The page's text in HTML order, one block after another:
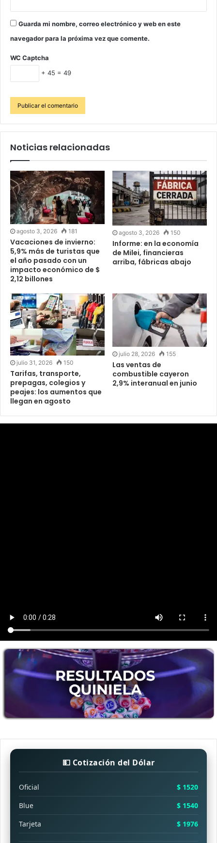
Guarda mi nombre, correo electrónico y web en este
navegador para la próxima vez que comente.
WC Captcha
+ 45 = 49
Noticias relacionadas
agosto 3, 2026 181
Vacaciones de invierno:
5,9% más de turistas que
el año pasado con un
impacto económico de $
2,12 billones
agosto 3, 2026 150
Informe: en la economía
de Milei, financieras
arriba, fábricas abajo
julio 31, 2026 150
Tarifas, transporte,
prepagas, colegios y
peajes: los aumentos que
llegan en agosto
julio 28, 2026 155
Las ventas de
combustible cayeron
2,9% interanual en junio
💵 Cotización del Dólar
Oficial
$ 1520
Blue
$ 1540
Tarjeta
$ 1976